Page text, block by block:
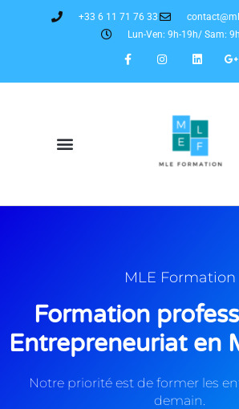
+33 6 11 71 76 33
Lun-Ven: 9h-19h/ Sam:
MLE Formation
Formation
Entrepreneuriat en
Notre priorité est de former les
demain.